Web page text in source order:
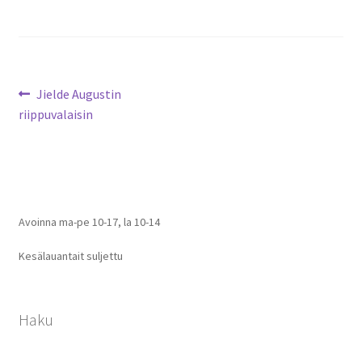
Yhteystiedot
Artikkelien
selaus
Edellinen
artikkeli
Jielde Augustin
riippuvalaisin
Avoinna ma-pe 10-17, la 10-14
Kesälauantait suljettu
Haku